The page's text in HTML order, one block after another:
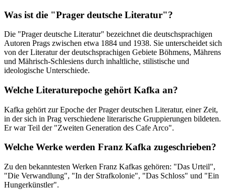
Was ist die "Prager deutsche Literatur"?
Die "Prager deutsche Literatur" bezeichnet die deutschsprachigen
Autoren Prags zwischen etwa 1884 und 1938. Sie unterscheidet sich
von der Literatur der deutschsprachigen Gebiete Böhmens, Mährens
und Mährisch-Schlesiens durch inhaltliche, stilistische und
ideologische Unterschiede.
Welche Literaturepoche gehört Kafka an?
Kafka gehört zur Epoche der Prager deutschen Literatur, einer Zeit,
in der sich in Prag verschiedene literarische Gruppierungen bildeten.
Er war Teil der "Zweiten Generation des Cafe Arco".
Welche Werke werden Franz Kafka zugeschrieben?
Zu den bekanntesten Werken Franz Kafkas gehören: "Das Urteil",
"Die Verwandlung", "In der Strafkolonie", "Das Schloss" und "Ein
Hungerkünstler".